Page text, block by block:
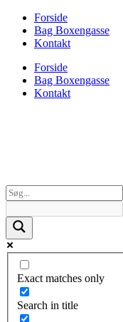
Forside
Bag Boxengasse
Kontakt
Forside
Bag Boxengasse
Kontakt
Exact matches only
Search in title